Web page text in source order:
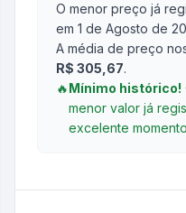
O menor preço já
em 1 de Agosto de
A média de preço
R$ 305,67.
🔥Mínimo histórico!
menor valor já
excelente